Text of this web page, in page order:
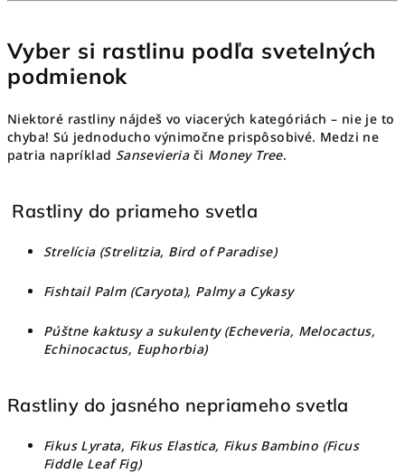
Vyber si rastlinu podľa svetelných
podmienok
Niektoré rastliny nájdeš vo viacerých kategóriách – nie je to
chyba! Sú jednoducho výnimočne prispôsobivé. Medzi ne
patria napríklad Sansevieria či Money Tree.
Rastliny do priameho svetla
Strelícia (Strelitzia, Bird of Paradise)
Fishtail Palm (Caryota), Palmy a Cykasy
Púštne kaktusy a sukulenty (Echeveria, Melocactus,
Echinocactus, Euphorbia)
Rastliny do jasného nepriameho svetla
Fikus Lyrata, Fikus Elastica, Fikus Bambino (Ficus
Fiddle Leaf Fig)